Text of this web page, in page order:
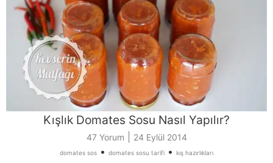
Kışlık Domates Sosu Nasıl Yapılır?
47 Yorum 24 Eylül 2014
domates sos • domates sosu tarifi • kış hazırlıkları